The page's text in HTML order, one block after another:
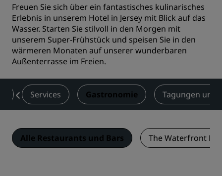
Freuen Sie sich über ein fantastisches kulinarisches
Erlebnis in unserem Hotel in Jersey mit Blick auf das
Wasser. Starten Sie stilvoll in den Morgen mit
unserem Super-Frühstück und speisen Sie in den
wärmeren Monaten auf unserer wunderbaren
Außenterrasse im Freien.
Services Gastronomie Tagungen und
Alle Restaurants und Bars The Waterfront